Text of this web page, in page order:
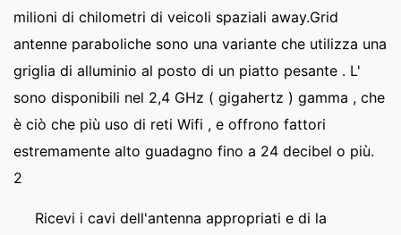
milioni di chilometri di veicoli spaziali away.Grid
antenne paraboliche sono una variante che utilizza una
griglia di alluminio al posto di un piatto pesante . L'
sono disponibili nel 2,4 GHz ( gigahertz ) gamma , che
è ciò che più uso di reti Wifi , e offrono fattori
estremamente alto guadagno fino a 24 decibel o più.
2
Ricevi i cavi dell'antenna appropriati e di la